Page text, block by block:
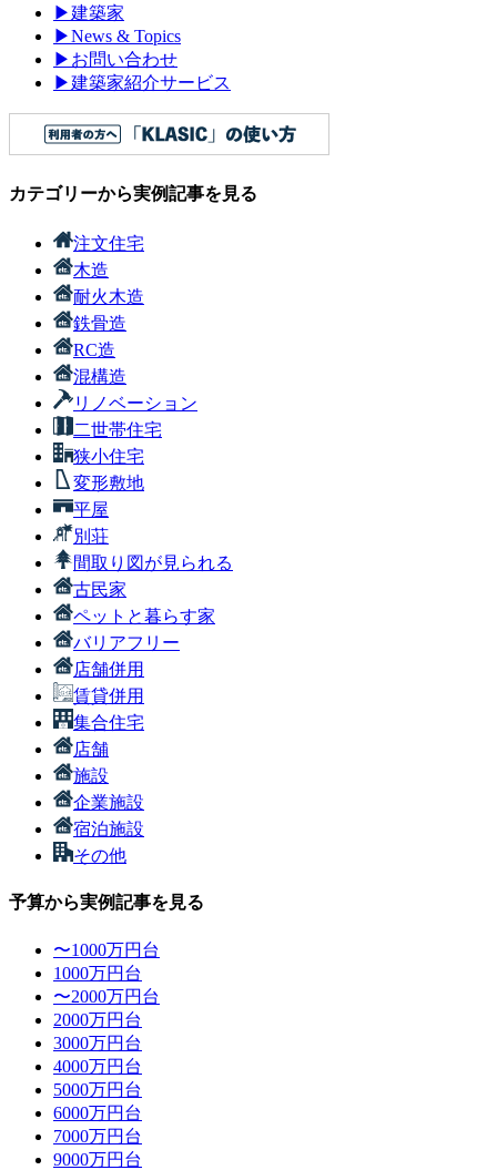
▶建築家
▶News & Topics
▶ お問い合わせ
▶建築家紹介サービス
カテゴリーから実例記事を見る
注文住宅
木造
耐火木造
鉄骨造
RC造
混構造
リノベーション
二世帯住宅
狭小住宅
変形敷地
平屋
別荘
間取り図が見られる
古民家
ペットと暮らす家
バリアフリー
店舗併用
賃貸併用
集合住宅
店舗
施設
企業施設
宿泊施設
その他
予算から実例記事を見る
〜1000万円台
1000万円台
〜2000万円台
2000万円台
3000万円台
4000万円台
5000万円台
6000万円台
7000万円台
9000万円台